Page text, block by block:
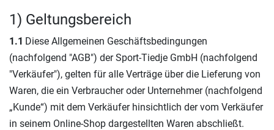
1) Geltungsbereich
1.1 Diese Allgemeinen Geschäftsbedingungen
(nachfolgend "AGB") der Sport-Tiedje GmbH (nachfolgend
"Verkäufer"), gelten für alle Verträge über die Lieferung von
Waren, die ein Verbraucher oder Unternehmer (nachfolgend
„Kunde“) mit dem Verkäufer hinsichtlich der vom Verkäufer
in seinem Online-Shop dargestellten Waren abschließt.